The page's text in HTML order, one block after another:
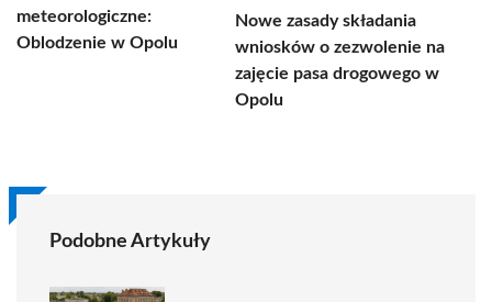
meteorologiczne:
Oblodzenie w Opolu
Nowe zasady składania
wniosków o zezwolenie na
zajęcie pasa drogowego w
Opolu
Podobne Artykuły